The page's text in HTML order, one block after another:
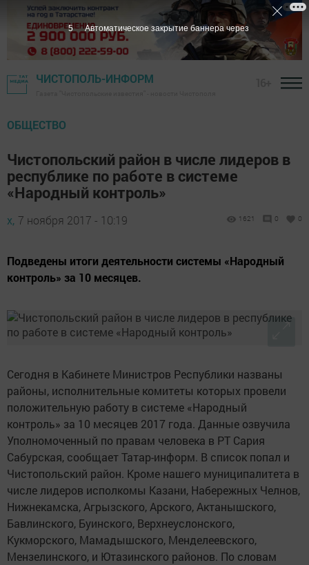
ЧИСТОПОЛЬ-ИНФОРМ
ОБЩЕСТВО
Чистопольский район в числе лидеров в
республике по работе в системе
«Народный контроль»
х, 7 ноября 2017 - 10:19 1621 0 0
Подведены итоги деятельности системы «Народный
контроль» за 10 месяцев.
Сегодня в Кабинете Министров Республики названы
районы, исполнительные комитеты которых провели
положительную работу в системе «Народный
контроль» за 10 месяцев 2017 года. Данные озвучила
Уполномоченный по правам человека в РТ Сария
Сабурская, сообщает Татар-информ. В список попал и
Чистопольский район. Кроме нашего муниципалитета в
числе лидеров исполкомы Казани, Набережных Челнов,
Нижнекамска, Агрызского, Арского, Актанышского,
Бавлинского, Буинского, Верхнеуслонского,
Кукморского, Мамадышского, Менделеевского,
Мензелинского, и Ютазинского районов. По словам
4 Автоматическое закрытие баннера через